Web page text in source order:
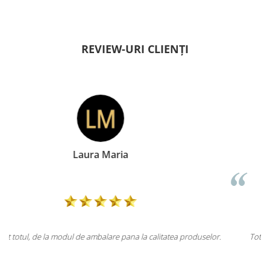
REVIEW-URI CLIENȚI
Totul la superlativ! Produsul, fix descrierea, ambalaj,